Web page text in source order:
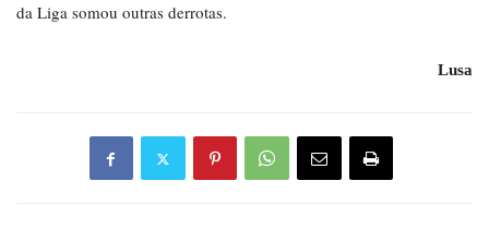
da Liga somou outras derrotas.
Lusa